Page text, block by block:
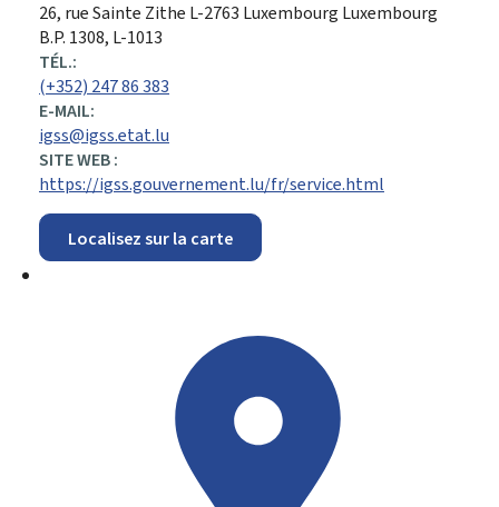
ADRESSE
:
26, rue Sainte Zithe L-2763 Luxembourg Luxembourg
B.P. 1308, L-1013
TÉL.:
(+352) 247 86 383
E-MAIL:
igss@igss.etat.lu
SITE WEB :
https://igss.gouvernement.lu/fr/service.html
Localisez sur la carte